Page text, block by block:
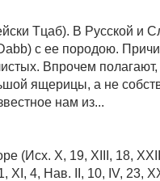
Тцаб). В Русской и
с ее породою.
Впрочем полагают,
ящерицы, а не
нам из...
(Исх. X, 19, ХIII, 18,
XI, 4, Нав. II, 10, IV, 23,